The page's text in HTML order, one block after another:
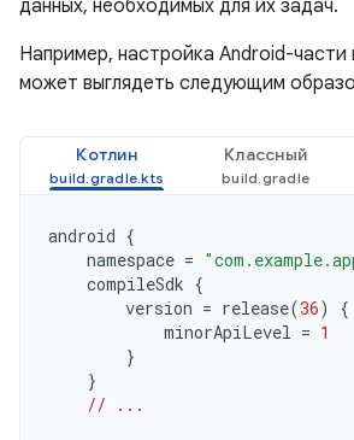
данных, необходимых для их задач.
Например, настройка Android-части
может выглядеть следующим
Котлин Классный
android {
namespace =
compileSdk {
version = release(36)
{
minorApiLevel = 1
}
}
// ...